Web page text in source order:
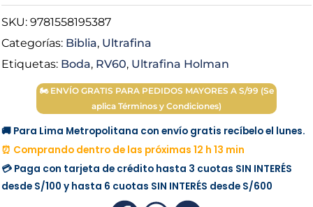
was:
S/ 138.00.
SKU: 9781558195387
Categorías: Biblia, Ultrafina
Etiquetas: Boda, RV60, Ultrafina Holman
🏍 ENVÍO GRATIS PARA PEDIDOS MAYORES A S/99 (Se
aplica Términos y Condiciones)
🚚 Para Lima Metropolitana con envío gratis recíbelo el lunes.
⏰ Comprando dentro de las próximas 12 h 13 min
💳 Paga con tarjeta de crédito hasta 3 cuotas SIN INTERÉS
desde S/100 y hasta 6 cuotas SIN INTERÉS desde S/600